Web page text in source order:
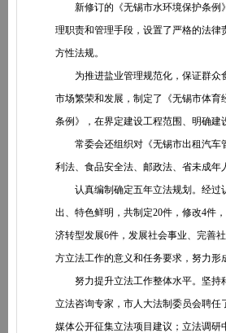
新修订的《无锡市水环境保护条例》
理职责和管理手段，设置了严格的法
方性法规。
为推进盐业管理规范化，保证群众食
市场繁荣和发展，制定了《无锡市体
条例》，在界定建设工程范围、明确
常委会还组织对《无锡市出租汽车管
利法、食品安全法、邮政法、省未成
认真编制确定五年立法规划。经过认
出、特色鲜明，共制定20件，修改4件
济转型发展6件，发展社会事业、完善
方立法工作的意义和任务要求，努力
努力提升立法工作整体水平。坚持科
立法咨询专家，市人大法制委员会聘
媒体公开征集立法项目建议；立法调